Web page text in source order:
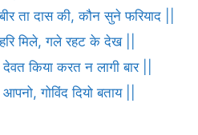
ता दास की, कौन सुने फरियाद ||
मिले, गले रहट के देख ||
किया करत न लागी बार ||
गोविंद दियो बताय ||